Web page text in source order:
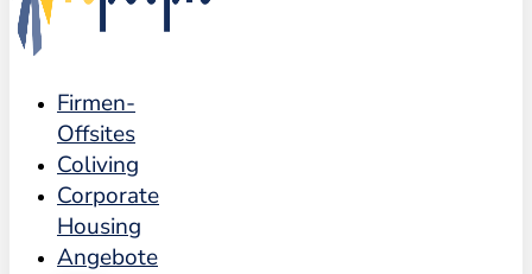
Firmen-
Offsites
Coliving
Corporate
Housing
Angebote